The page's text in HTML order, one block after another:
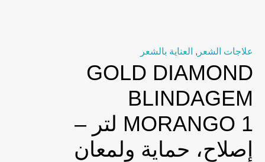
علاجات الشعر , العناية بالشعر
GOLD DIAMOND
BLINDAGEM
MORANGO 1 لتر –
إصلاح، حماية ولمعان